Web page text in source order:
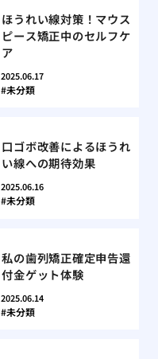
ほうれい線対策！マウス
ピース矯正中のセルフケ
ア
2025.06.17
未分類
口ゴボ改善によるほうれ
い線への期待効果
2025.06.16
未分類
私の歯列矯正確定申告還
付金ゲット体験
2025.06.14
未分類